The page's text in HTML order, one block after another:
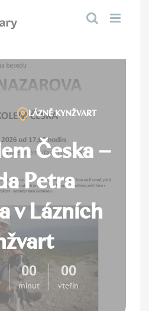
LÁZNĚ KYNŽVART
Česka –
Petra
v Lázních
00
minut
00
vteřin